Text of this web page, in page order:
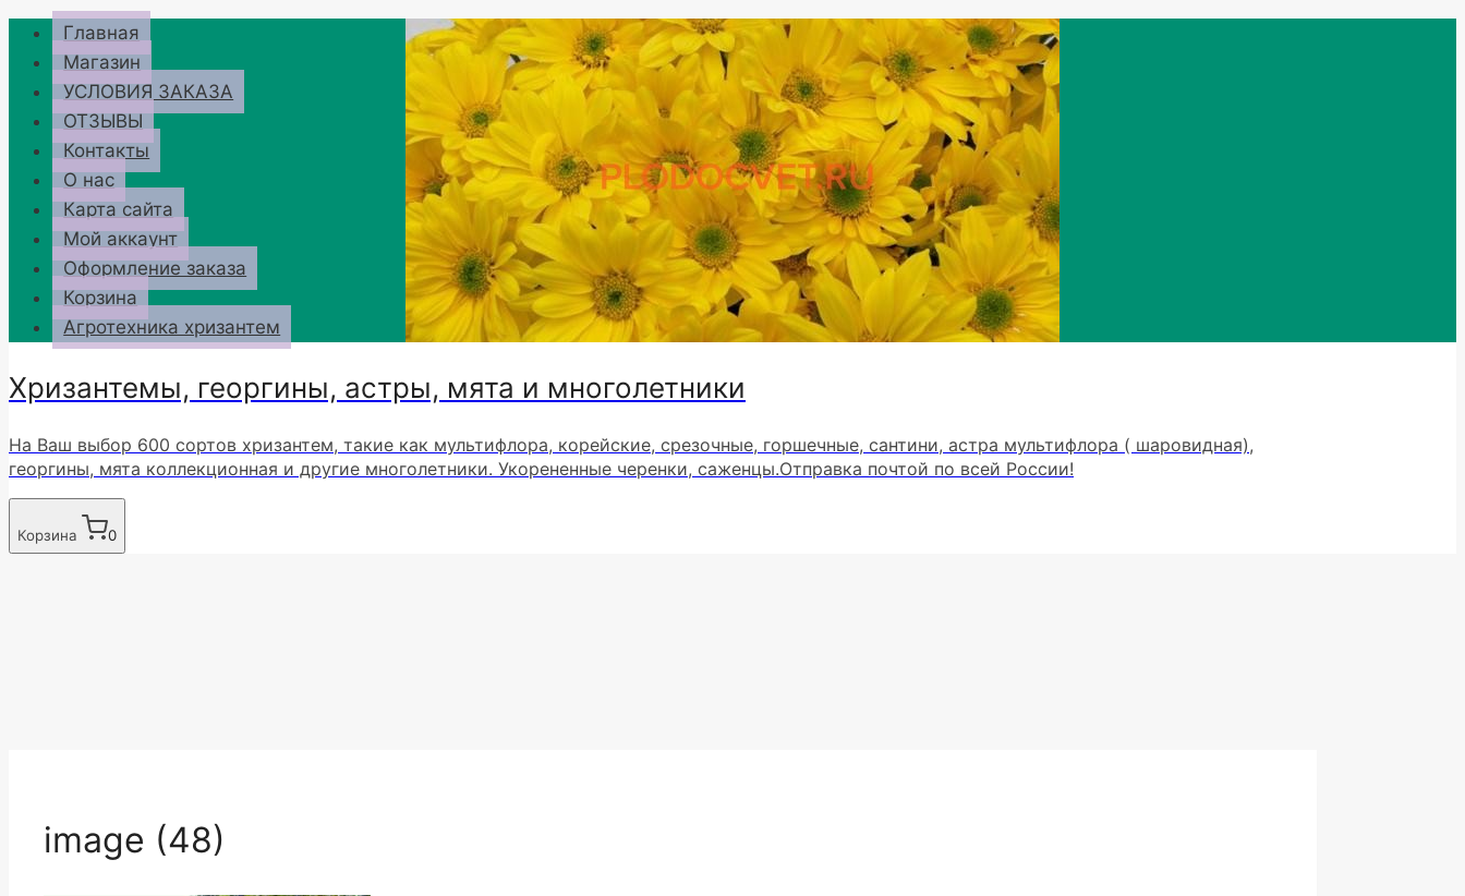
Перейти
содержимому
Главная
Магазин
УСЛОВИЯ ЗАКАЗА
ОТЗЫВЫ
Контакты
О нас
Карта сайта
Мой аккаунт
Оформление заказа
Корзина
Агротехника хризантем
Хризантемы, георгины, астры, мята и многолетники
На Ваш выбор 600 сортов хризантем, такие как мультифлора, корейские, срезочные, горшечные, сантини, астра мультифлора ( шаровидная),
георгины, мята коллекционная и другие многолетники. Укорененные черенки, саженцы.Отправка почтой по всей России!
Корзина 0
image (48)